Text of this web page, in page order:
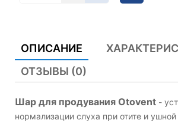
ОПИСАНИЕ
ОТЗЫВЫ (0)
Шар для продувания Otovent -
нормализации слуха при отите и ушной